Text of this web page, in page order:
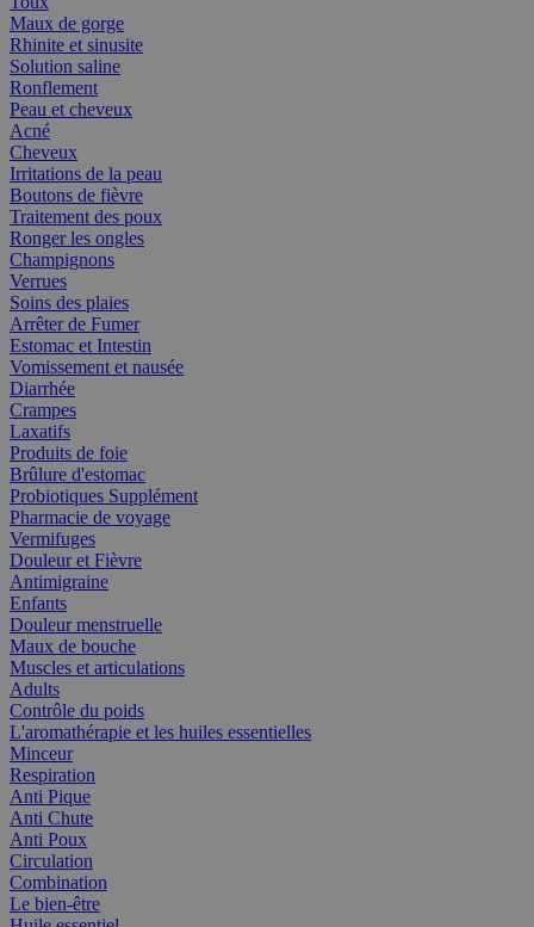
Maux de gorge
Rhinite et sinusite
Solution saline
Ronflement
Peau et cheveux
Acné
Cheveux
Irritations de la peau
Boutons de fièvre
Traitement des poux
Ronger les ongles
Champignons
Verrues
Soins des plaies
Arrêter de Fumer
Estomac et Intestin
Vomissement et nausée
Diarrhée
Crampes
Laxatifs
Produits de foie
Brûlure d'estomac
Probiotiques Supplément
Pharmacie de voyage
Vermifuges
Douleur et Fièvre
Antimigraine
Enfants
Douleur menstruelle
Maux de bouche
Muscles et articulations
Adults
Contrôle du poids
L'aromathérapie et les huiles essentielles
Minceur
Respiration
Anti Pique
Anti Chute
Anti Poux
Circulation
Combination
Le bien-être